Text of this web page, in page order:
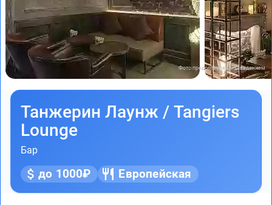
Фото предоставлены заведением
Танжерин Лаунж / Tangiers
Lounge
Бар
до 1000₽ Европейская